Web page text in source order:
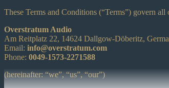
These Terms and Conditions (“Terms”) govern all
Overstratum Audio
Am Reitplatz 22, 14624 Dallgow-Döberitz,
Email: info@overstratum.com
Phone: 0049-1573-2271588
(hereinafter: “we”, “us”, “our”)